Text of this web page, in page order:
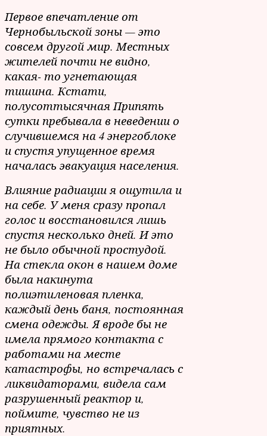
Первое впечатление от
Чернобыльской зоны — это
совсем другой мир. Местных
жителей почти не видно,
какая- то угнетающая
тишина. Кстати,
полусоттысячная Припять
сутки пребывала в неведении о
случившемся на 4 энергоблоке
и спустя упущенное время
началась эвакуация населения.
Влияние радиации я ощутила и
на себе. У меня сразу пропал
голос и восстановился лишь
спустя несколько дней. И это
не было обычной простудой.
На стекла окон в нашем доме
была накинута
полиэтиленовая пленка,
каждый день баня, постоянная
смена одежды. Я вроде бы не
имела прямого контакта с
работами на месте
катастрофы, но встречалась с
ликвидаторами, видела сам
разрушенный реактор и,
поймите, чувство не из
приятных.